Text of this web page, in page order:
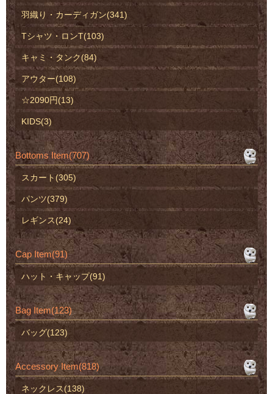
羽織り・カーディガン(341)
Tシャツ・ロンT(103)
キャミ・タンク(84)
アウター(108)
☆2090円(13)
KIDS(3)
Bottoms Item(707)
スカート(305)
パンツ(379)
レギンス(24)
Cap Item(91)
ハット・キャップ(91)
Bag Item(123)
バッグ(123)
Accessory Item(818)
ネックレス(138)